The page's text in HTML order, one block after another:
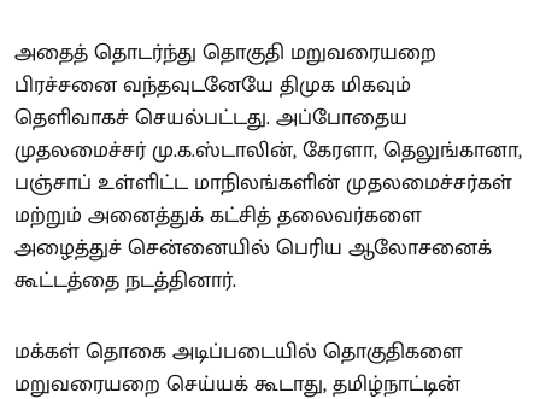
அதைத் தொடர்ந்து தொகுதி மறுவரையறை
பிரச்சனை வந்தவுடனேயே திமுக மிகவும்
தெளிவாகச் செயல்பட்டது. அப்போதைய
முதலமைச்சர் மு.க.ஸ்டாலின், கேரளா, தெலுங்கானா,
பஞ்சாப் உள்ளிட்ட மாநிலங்களின் முதலமைச்சர்கள்
மற்றும் அனைத்துக் கட்சித் தலைவர்களை
அழைத்துச் சென்னையில் பெரிய ஆலோசனைக்
கூட்டத்தை நடத்தினார்.
மக்கள் தொகை அடிப்படையில் தொகுதிகளை
மறுவரையறை செய்யக் கூடாது, தமிழ்நாட்டின்